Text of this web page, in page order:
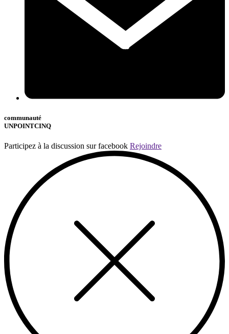
communauté
UNPOINTCINQ
Participez à la discussion sur facebook Rejoindre